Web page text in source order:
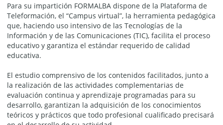
Para su impartición FORMALBA dispone de la Plataforma de
Teleformación, el “Campus virtual”, la herramienta pedagógica
que, haciendo uso intensivo de las Tecnologías de la
Información y de las Comunicaciones (TIC), facilita el proceso
educativo y garantiza el estándar requerido de calidad
educativa.
El estudio comprensivo de los contenidos facilitados, junto a
la realización de las actividades complementarias de
evaluación continua y aprendizaje programadas para su
desarrollo, garantizan la adquisición de los conocimientos
teóricos y prácticos que todo profesional cualificado precisará